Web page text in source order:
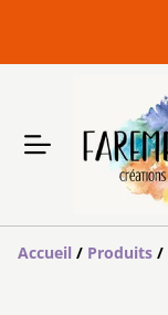
Accueil / Produits /